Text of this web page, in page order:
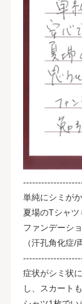
単純にシミが
夏場のTシャツ
ファンデーシ
（汗孔角化症/
症状がシミ状
し、スカート